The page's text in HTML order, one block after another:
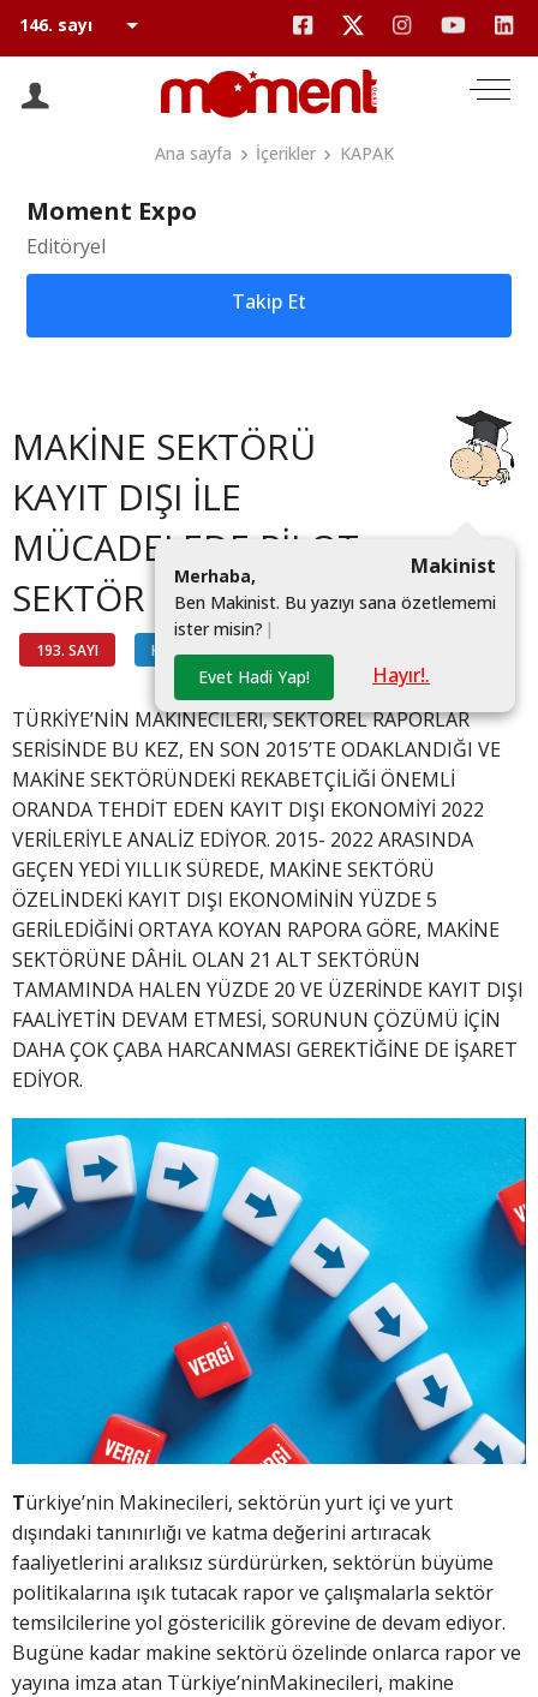
Ana sayfa İçerikler KAPAK
Moment Expo
Editöryel
Takip Et
MAKİNE SEKTÖRÜ
KAYIT DIŞI İLE
MÜCADELEDE PİLOT
SEKTÖR OLMAYA HAZIR
193. SAYI KAPAK #
Makinist
Merhaba,
Ben Makinist. Bu yazıyı sana özetlememi
ister misin? |
Evet Hadi Yap!
Hayır!.
TÜRKİYE’NİN MAKİNECİLERİ, SEKTÖREL RAPORLAR
SERİSİNDE BU KEZ, EN SON 2015’TE ODAKLANDIĞI VE
MAKİNE SEKTÖRÜNDEKİ REKABETÇİLİĞİ ÖNEMLİ
ORANDA TEHDİT EDEN KAYIT DIŞI EKONOMİYİ 2022
VERİLERİYLE ANALİZ EDİYOR. 2015- 2022 ARASINDA
GEÇEN YEDİ YILLIK SÜREDE, MAKİNE SEKTÖRÜ
ÖZELİNDEKİ KAYIT DIŞI EKONOMİNİN YÜZDE 5
GERİLEDİĞİNİ ORTAYA KOYAN RAPORA GÖRE, MAKİNE
SEKTÖRÜNE DÂHİL OLAN 21 ALT SEKTÖRÜN
TAMAMINDA HALEN YÜZDE 20 VE ÜZERİNDE KAYIT DIŞI
FAALİYETİN DEVAM ETMESİ, SORUNUN ÇÖZÜMÜ İÇİN
DAHA ÇOK ÇABA HARCANMASI GEREKTİĞİNE DE İŞARET
EDİYOR.
Türkiye’nin Makinecileri, sektörün yurt içi ve yurt
dışındaki tanınırlığı ve katma değerini artıracak
faaliyetlerini aralıksız sürdürürken, sektörün büyüme
politikalarına ışık tutacak rapor ve çalışmalarla sektör
temsilcilerine yol göstericilik görevine de devam ediyor.
Bugüne kadar makine sektörü özelinde onlarca rapor ve
yayına imza atan Türkiye’ninMakinecileri, makine